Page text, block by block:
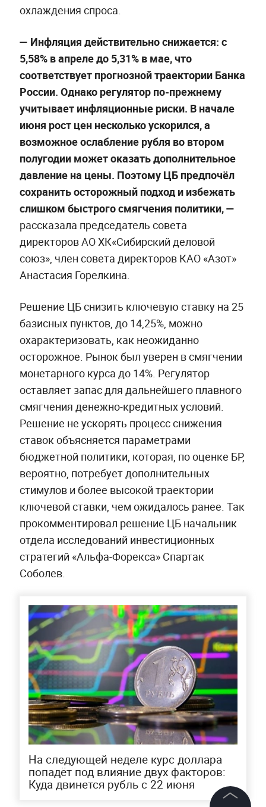
охлаждения спроса.
— Инфляция действительно снижается: с
5,58% в апреле до 5,31% в мае, что
соответствует прогнозной траектории Банка
России. Однако регулятор по-прежнему
учитывает инфляционные риски. В начале
июня рост цен несколько ускорился, а
возможное ослабление рубля во втором
полугодии может оказать дополнительное
давление на цены. Поэтому ЦБ предпочёл
сохранить осторожный подход и избежать
слишком быстрого смягчения политики, —
рассказала председатель совета
директоров АО ХК«Сибирский деловой
союз», член совета директоров КАО «Азот»
Анастасия Горелкина.
Решение ЦБ снизить ключевую ставку на 25
базисных пунктов, до 14,25%, можно
охарактеризовать, как неожиданно
осторожное. Рынок был уверен в смягчении
монетарного курса до 14%. Регулятор
оставляет запас для дальнейшего плавного
смягчения денежно-кредитных условий.
Решение не ускорять процесс снижения
ставок объясняется параметрами
бюджетной политики, которая, по оценке БР,
вероятно, потребует дополнительных
стимулов и более высокой траектории
ключевой ставки, чем ожидалось ранее. Так
прокомментировал решение ЦБ начальник
отдела исследований инвестиционных
стратегий «Альфа-Форекса» Спартак
Соболев.
На следующей неделе курс доллара
попадёт под влияние двух факторов:
Куда двинется рубль с 22 июня